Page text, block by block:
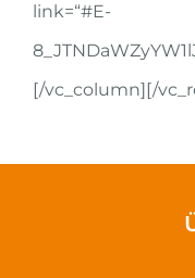
link=“#E-
[/vc_column][/